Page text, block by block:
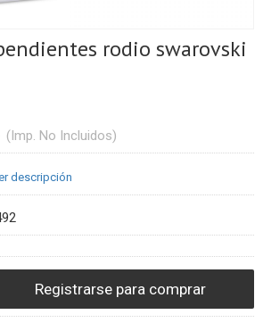
rodio swarovski
(Imp. No Incluidos)
descripción
Registrarse para comprar